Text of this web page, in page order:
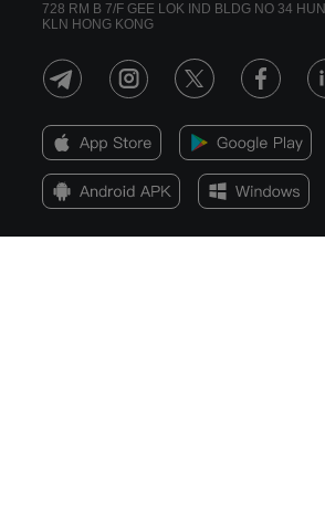
728 RM B 7/F GEE LOK IND BLDG NO 34
KLN HONG KONG